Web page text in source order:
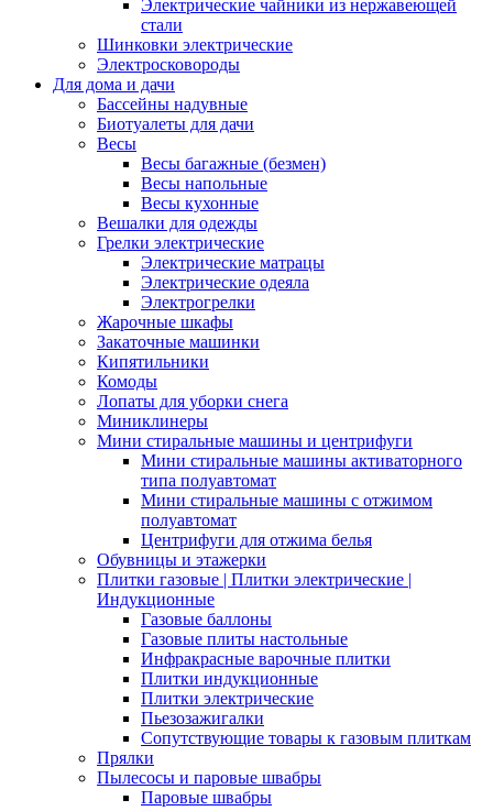
Электрические чайники из нержавеющей
стали
Шинковки электрические
Электросковороды
Для дома и дачи
Бассейны надувные
Биотуалеты для дачи
Весы
Весы багажные (безмен)
Весы напольные
Весы кухонные
Вешалки для одежды
Грелки электрические
Электрические матрацы
Электрические одеяла
Электрогрелки
Жарочные шкафы
Закаточные машинки
Кипятильники
Комоды
Лопаты для уборки снега
Миниклинеры
Мини стиральные машины и центрифуги
Мини стиральные машины активаторного
типа полуавтомат
Мини стиральные машины с отжимом
полуавтомат
Центрифуги для отжима белья
Обувницы и этажерки
Плитки газовые | Плитки электрические |
Индукционные
Газовые баллоны
Газовые плиты настольные
Инфракрасные варочные плитки
Плитки индукционные
Плитки электрические
Пьезозажигалки
Сопутствующие товары к газовым плиткам
Прялки
Пылесосы и паровые швабры
Паровые швабры